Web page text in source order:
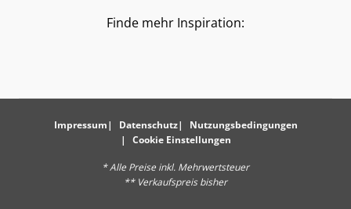
Finde mehr Inspiration:
Impressum Datenschutz
Nutzungsbedingungen
Cookie Einstellungen
* Alle Preise inkl. Mehrwertsteuer
** Verkaufspreis bisher